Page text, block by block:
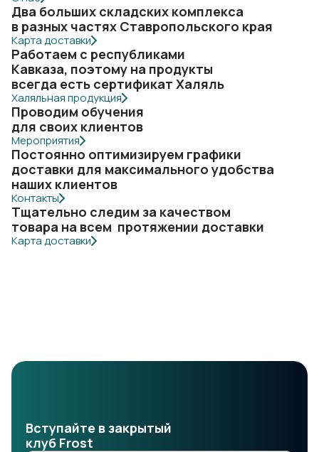
Два больших складских комплекса
в разных частях Ставропольского края
Карта доставки
Работаем с республиками
Кавказа, поэтому на продукты
всегда есть сертификат Халяль
Халяльная продукция
Проводим обучения
для своих клиентов
Мероприятия
Постоянно оптимизируем графики
доставки для максимального удобства
наших клиентов
Контакты
Тщательно следим за качеством
товара на всем протяжении доставки
Карта доставки
Вступайте в закрытый
клуб Frost